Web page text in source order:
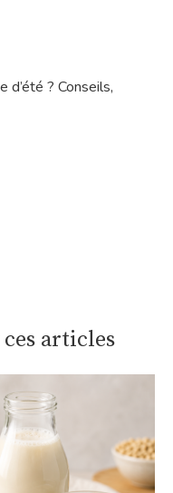
d’été ? Conseils,
articles